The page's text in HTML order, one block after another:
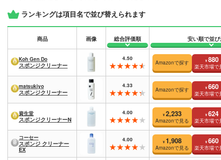
ランキングは項目名で並び替えられます
商品 画像 総合評価順 安い順で並
Koh Gen Do
スポンジクリーナー
4.50
Amazonで探す ¥ 880
楽天市場で
matsukiyo
スポンジクリーナー
4.33
Amazonで探す ¥ 660
楽天市場で
資生堂
スポンジクリーナーN
4.00 ¥ 2,233
Amazonで見る
¥ 624
楽天市場で
コーセー
スポンジ クリーナー
EX
4.00 ¥ 1,908
Amazonで見る
¥ 660
楽天市場で